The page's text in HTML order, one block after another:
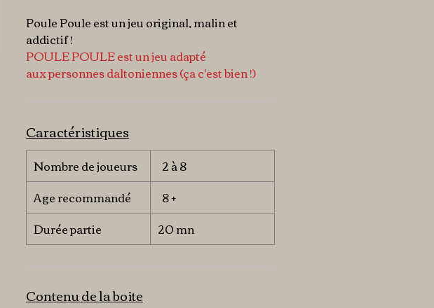
Poule Poule est un jeu original, malin et
addictif !
POULE POULEest un jeu adapté
aux personnes daltoniennes (ça c'est bien !)
Caractéristiques
Nombre de joueurs
2 à 8
Age recommandé
8 +
Durée partie
20 mn
Contenu de la boite